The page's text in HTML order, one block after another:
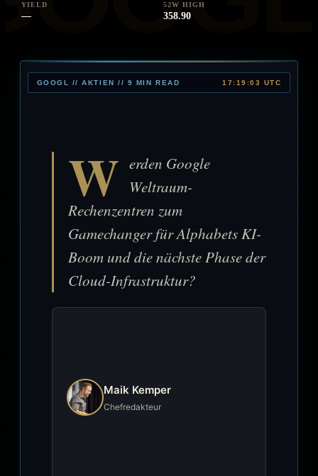
YIELD
—
52W HIGH
358.90
GOOGL // AKTIEN // 9 MIN READ 17:19:03 UTC
W erden Google
Weltraum-
Rechenzentren zum
Gamechanger für Alphabets KI-
Boom und die nächste Phase der
Cloud-Infrastruktur?
Maik Kemper
Chefredakteur